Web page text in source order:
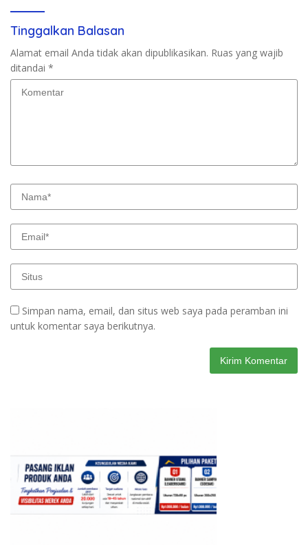
Tinggalkan Balasan
Alamat email Anda tidak akan dipublikasikan. Ruas yang wajib
ditandai *
Simpan nama, email, dan situs web saya pada peramban ini
untuk komentar saya berikutnya.